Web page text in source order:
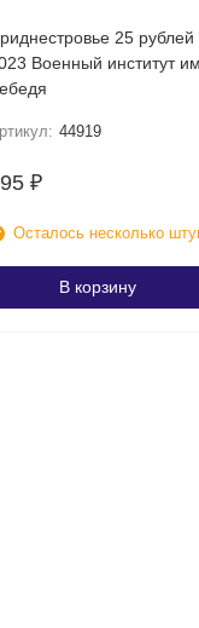
25 рублей
институт им.
44919
₽
Осталось несколько
В корзину